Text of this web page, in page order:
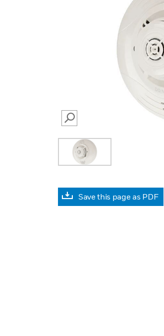
SEARCH
Save this page as PDF